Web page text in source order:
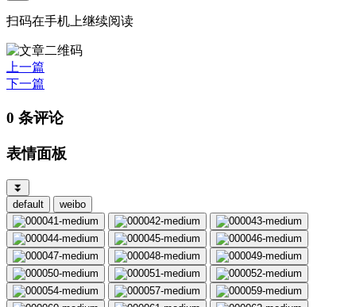
扫码在手机上继续阅读
上一篇
下一篇
0 条评论
表情面板
⏬
default
weibo